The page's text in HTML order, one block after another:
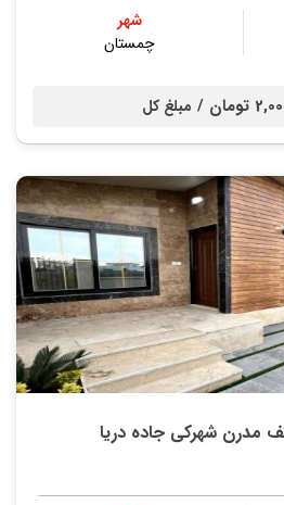
شهر
چمستان
/ مبلغ کل
مدرن شهرکی جاده دریا